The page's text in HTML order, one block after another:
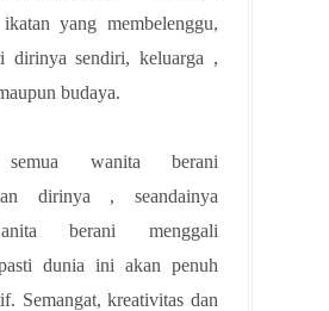
yang membelenggu,
dirinya sendiri, keluarga ,
budaya.
semua wanita berani
dirinya , seandainya
berani menggali
dunia ini akan penuh
Semangat, kreativitas dan